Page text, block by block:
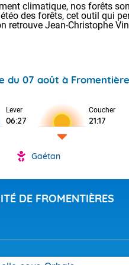
Pour la
Tendance
climatique, nos forêts
des forêts, cet outil qui
retrouve Jean-Christophe
du 07 août à
Lever
06:27
Coucher
21:17
Gaétan
DE FROMENTIÈRES
Voici les
31 Lyon :
: 32 Nancy :
32 Lille : 28
Demain :
Très
sur les